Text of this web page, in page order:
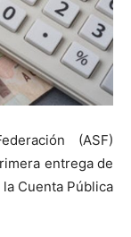
(ASF)
entrega de
Cuenta Pública